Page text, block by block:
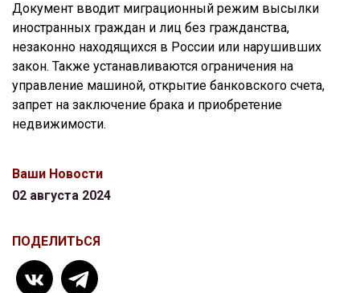
Документ вводит миграционный режим высылки
иностранных граждан и лиц без гражданства,
незаконно находящихся в России или нарушивших
закон. Также устанавливаются ограничения на
управление машиной, открытие банковского счета,
запрет на заключение брака и приобретение
недвижимости.
Ваши Новости
02 августа 2024
ПОДЕЛИТЬСЯ